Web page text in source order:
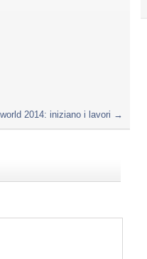
2014: iniziano i lavori →